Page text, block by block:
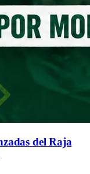
del Raja